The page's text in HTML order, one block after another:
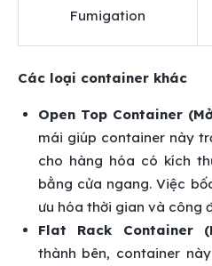
Fumigation
Các loại container khác
Open Top Container
mái giúp container này
cho hàng hóa có kích
bằng cửa ngang. Việc
ưu hóa thời gian và công
Flat Rack Container
thành bên, container